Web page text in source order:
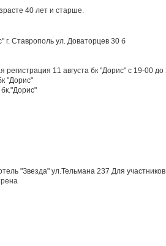
40 лет и старше.
г. Ставрополь ул. Доваторцев 30 б
11 августа бк "Дорис" с 19-00
"Дорис"
"Звезда" ул.Тельмана 237 Для